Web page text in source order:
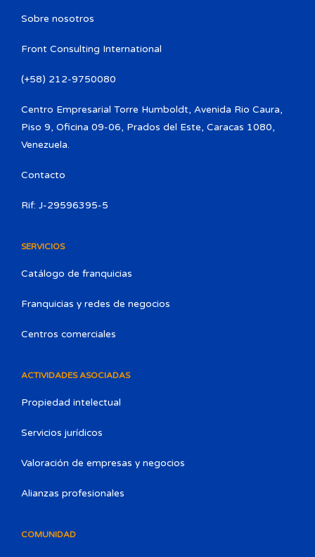
Sobre nosotros
Front Consulting International
(+58) 212-9750080​
Centro Empresarial Torre Humboldt, Avenida Rio Caura,
Piso 9, Oficina 09-06, Prados del Este, Caracas 1080,
Venezuela.
Contacto
Rif: J-29596395-5
SERVICIOS
Catálogo de franquicias
Franquicias y redes de negocios
Centros comerciales
ACTIVIDADES ASOCIADAS
Propiedad intelectual
Servicios jurídicos
Valoración de empresas y negocios
Alianzas profesionales
COMUNIDAD